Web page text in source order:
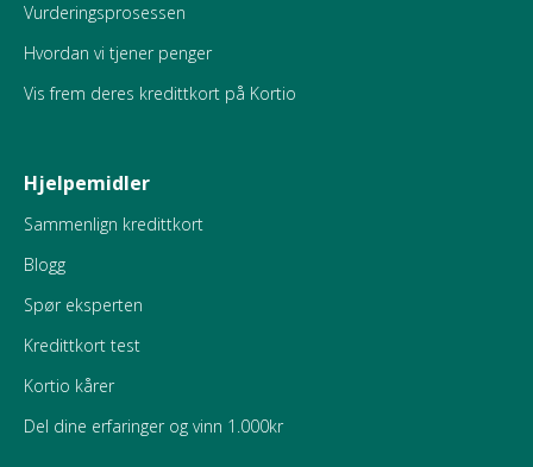
Vurderingsprosessen
Hvordan vi tjener penger
Vis frem deres kredittkort på Kortio
Hjelpemidler
Sammenlign kredittkort
Blogg
Spør eksperten
Kredittkort test
Kortio kårer
Del dine erfaringer og vinn 1.000kr